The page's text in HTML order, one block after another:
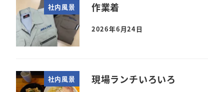
社内風景 作業着
2026年6月24日
社内風景 現場ランチいろいろ